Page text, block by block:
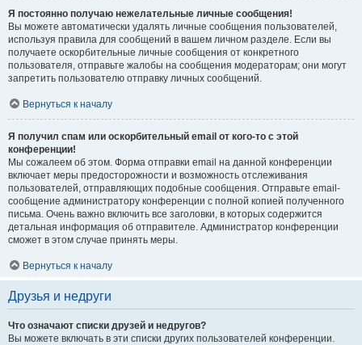
Я постоянно получаю нежелательные личные сообщения!
Вы можете автоматически удалять личные сообщения пользователей,
используя правила для сообщений в вашем личном разделе. Если вы
получаете оскорбительные личные сообщения от конкретного
пользователя, отправьте жалобы на сообщения модераторам; они могут
запретить пользователю отправку личных сообщений.
Вернуться к началу
Я получил спам или оскорбительный email от кого-то с этой
конференции!
Мы сожалеем об этом. Форма отправки email на данной конференции
включает меры предосторожности и возможность отслеживания
пользователей, отправляющих подобные сообщения. Отправьте email-
сообщение администратору конференции с полной копией полученного
письма. Очень важно включить все заголовки, в которых содержится
детальная информация об отправителе. Администратор конференции
сможет в этом случае принять меры.
Вернуться к началу
Друзья и недруги
Что означают списки друзей и недругов?
Вы можете включать в эти списки других пользователей конференции.